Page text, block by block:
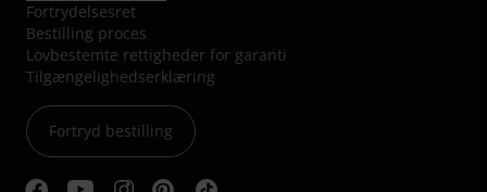
Fortrydelsesret
Bestilling proces
Lovbestemte rettigheder for garanti
Tilgængelighedserklæring
Fortryd bestilling